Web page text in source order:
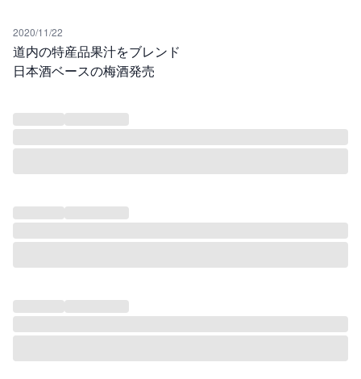
2020/11/22
道内の特産品果汁をブレンド
日本酒ベースの梅酒発売